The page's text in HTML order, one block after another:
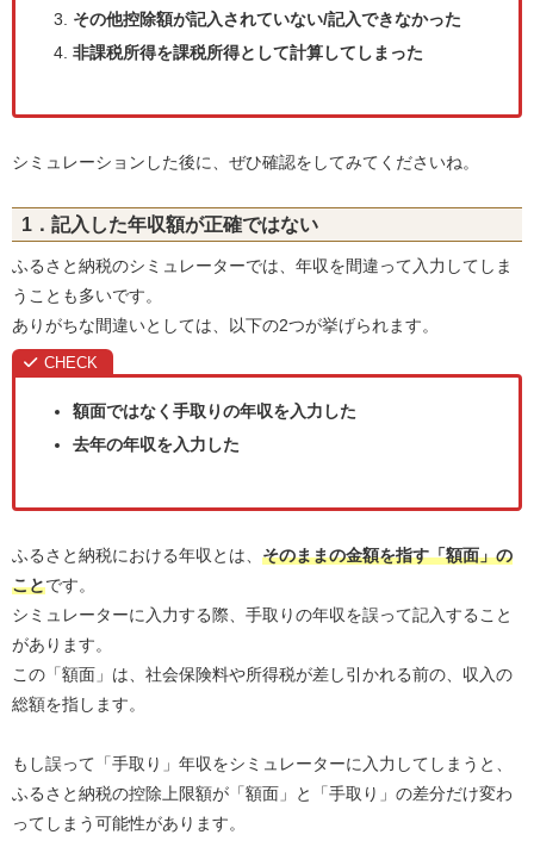
その他控除額が記入されていない/記入できなかった
非課税所得を課税所得として計算してしまった
シミュレーションした後に、ぜひ確認をしてみてくださいね。
1．記入した年収額が正確ではない
ふるさと納税のシミュレーターでは、年収を間違って入力してしま
うことも多いです。
ありがちな間違いとしては、以下の2つが挙げられます。
額面ではなく手取りの年収を入力した
去年の年収を入力した
ふるさと納税における年収とは、 そのままの金額を指す「額面」の
ことです。
シミュレーターに入力する際、手取りの年収を誤って記入すること
があります。
この「額面」は、社会保険料や所得税が差し引かれる前の、収入の
総額を指します。
もし誤って「手取り」年収をシミュレーターに入力してしまうと、
ふるさと納税の控除上限額が「額面」と「手取り」の差分だけ変わ
ってしまう可能性があります。